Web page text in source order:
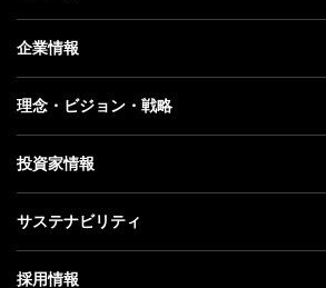
ニュース トップ
プレスリリース
更新情報
記者説明会
企業情報
企業情報 トップ
社長メッセージ
事業紹介
ガバナンス
理念・ビジョン・戦略
理念・ビジョン・戦略 トップ
成長戦略「Activate AI for Society」
投資家情報
投資家情報 トップ
経営方針
サステナビリティ
サステナビリティ トップ
採用情報